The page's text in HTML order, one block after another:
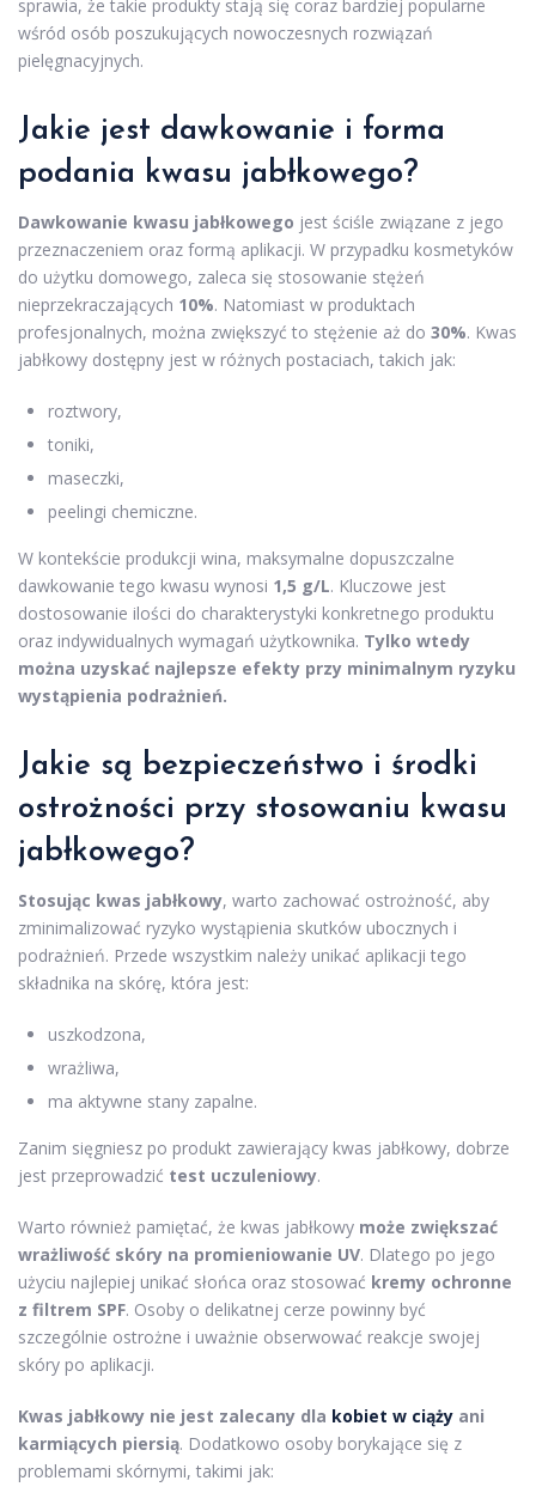
sprawia, że takie produkty stają się coraz bardziej popularne
wśród osób poszukujących nowoczesnych rozwiązań
pielęgnacyjnych.
Jakie jest dawkowanie i forma
podania kwasu jabłkowego?
Dawkowanie kwasu jabłkowego jest ściśle związane z jego
przeznaczeniem oraz formą aplikacji. W przypadku kosmetyków
do użytku domowego, zaleca się stosowanie stężeń
nieprzekraczających 10%. Natomiast w produktach
profesjonalnych, można zwiększyć to stężenie aż do 30%. Kwas
jabłkowy dostępny jest w różnych postaciach, takich jak:
roztwory,
toniki,
maseczki,
peelingi chemiczne.
W kontekście produkcji wina, maksymalne dopuszczalne
dawkowanie tego kwasu wynosi 1,5 g/L. Kluczowe jest
dostosowanie ilości do charakterystyki konkretnego produktu
oraz indywidualnych wymagań użytkownika. Tylko wtedy
można uzyskać najlepsze efekty przy minimalnym ryzyku
wystąpienia podrażnień.
Jakie są bezpieczeństwo i środki
ostrożności przy stosowaniu kwasu
jabłkowego?
Stosując kwas jabłkowy, warto zachować ostrożność, aby
zminimalizować ryzyko wystąpienia skutków ubocznych i
podrażnień. Przede wszystkim należy unikać aplikacji tego
składnika na skórę, która jest:
uszkodzona,
wrażliwa,
ma aktywne stany zapalne.
Zanim sięgniesz po produkt zawierający kwas jabłkowy, dobrze
jest przeprowadzić test uczuleniowy.
Warto również pamiętać, że kwas jabłkowy może zwiększać
wrażliwość skóry na promieniowanie UV. Dlatego po jego
użyciu najlepiej unikać słońca oraz stosować kremy ochronne
z filtrem SPF. Osoby o delikatnej cerze powinny być
szczególnie ostrożne i uważnie obserwować reakcje swojej
skóry po aplikacji.
Kwas jabłkowy nie jest zalecany dla kobiet w ciąży ani
karmiących piersią. Dodatkowo osoby borykające się z
problemami skórnymi, takimi jak: